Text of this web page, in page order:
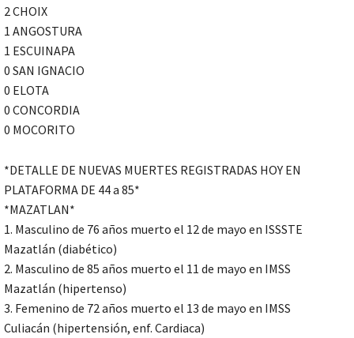
2 CHOIX
1 ANGOSTURA
1 ESCUINAPA
0 SAN IGNACIO
0 ELOTA
0 CONCORDIA
0 MOCORITO
*DETALLE DE NUEVAS MUERTES REGISTRADAS HOY EN
PLATAFORMA DE 44 a 85*
*MAZATLAN*
1. Masculino de 76 años muerto el 12 de mayo en ISSSTE
Mazatlán (diabético)
2. Masculino de 85 años muerto el 11 de mayo en IMSS
Mazatlán (hipertenso)
3. Femenino de 72 años muerto el 13 de mayo en IMSS
Culiacán (hipertensión, enf. Cardiaca)